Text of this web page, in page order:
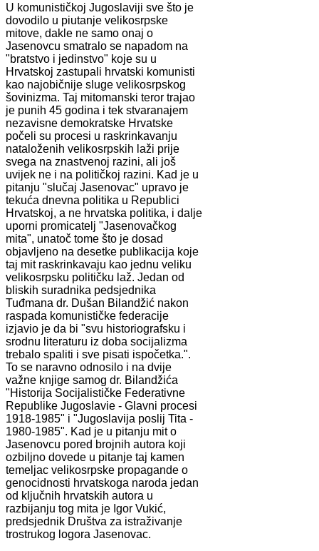
U komunističkoj Jugoslaviji sve što je
dovodilo u piutanje velikosrpske
mitove, dakle ne samo onaj o
Jasenovcu smatralo se napadom na
"bratstvo i jedinstvo" koje su u
Hrvatskoj zastupali hrvatski komunisti
kao najobičnije sluge velikosrpskog
šovinizma. Taj mitomanski teror trajao
je punih 45 godina i tek stvaranajem
nezavisne demokratske Hrvatske
počeli su procesi u raskrinkavanju
nataloženih velikosrpskih laži prije
svega na znastvenoj razini, ali još
uvijek ne i na političkoj razini. Kad je u
pitanju "slučaj Jasenovac" upravo je
tekuća dnevna politika u Republici
Hrvatskoj, a ne hrvatska politika, i dalje
uporni promicatelj "Jasenovačkog
mita", unatoč tome što je dosad
objavljeno na desetke publikacija koje
taj mit raskrinkavaju kao jednu veliku
velikosrpsku političku laž. Jedan od
bliskih suradnika pedsjednika
Tuđmana dr. Dušan Bilandžić nakon
raspada komunističke federacije
izjavio je da bi "svu historiografsku i
srodnu literaturu iz doba socijalizma
trebalo spaliti i sve pisati ispočetka.".
To se naravno odnosilo i na dvije
važne knjige samog dr. Bilandžića
"Historija Socijalističke Federativne
Republike Jugoslavie - Glavni procesi
1918-1985" i "Jugoslavija poslij Tita -
1980-1985". Kad je u pitanju mit o
Jasenovcu pored brojnih autora koji
ozbiljno dovede u pitanje taj kamen
temeljac velikosrpske propagande o
genocidnosti hrvatskoga naroda jedan
od ključnih hrvatskih autora u
razbijanju tog mita je Igor Vukić,
predsjednik Društva za istraživanje
trostrukog logora Jasenovac.